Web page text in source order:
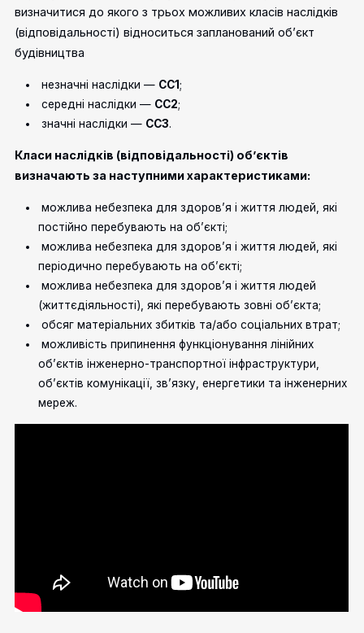
визначитися до якого з трьох можливих класів наслідків
(відповідальності) відноситься запланований об’єкт
будівництва
незначні наслідки — СС1 ;
середні наслідки — СС2;
значні наслідки — СС3.
Класи наслідків (відповідальності) об’єктів
визначають за наступними характеристиками:
можлива небезпека для здоров’я і життя людей, які
постійно перебувають на об’єкті;
можлива небезпека для здоров’я і життя людей, які
періодично перебувають на об’єкті;
можлива небезпека для здоров’я і життя людей
(життєдіяльності), які перебувають зовні об’єкта;
обсяг матеріальних збитків та/або соціальних втрат;
можливість припинення функціонування лінійних
об’єктів інженерно-транспортної інфраструктури,
об’єктів комунікації, зв’язку, енергетики та інженерних
мереж.